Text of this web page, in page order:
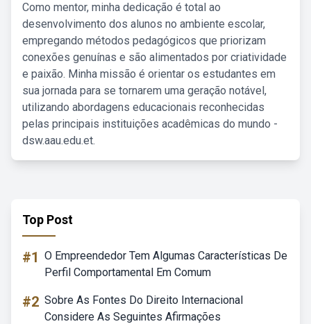
Como mentor, minha dedicação é total ao
desenvolvimento dos alunos no ambiente escolar,
empregando métodos pedagógicos que priorizam
conexões genuínas e são alimentados por criatividade
e paixão. Minha missão é orientar os estudantes em
sua jornada para se tornarem uma geração notável,
utilizando abordagens educacionais reconhecidas
pelas principais instituições acadêmicas do mundo -
dsw.aau.edu.et.
Top Post
#1 O Empreendedor Tem Algumas Características De
Perfil Comportamental Em Comum
#2 Sobre As Fontes Do Direito Internacional
Considere As Seguintes Afirmações